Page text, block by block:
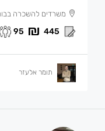
משרדים להשכרה
445
95
תומר אלעזר